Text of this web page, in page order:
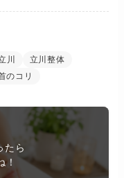
川
立川整体
のコリ
たら
！